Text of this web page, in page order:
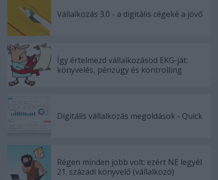
Vállalkozás 3.0 - a digitális cégeké a jövő
Így értelmezd vállalkozásod EKG-ját:
könyvelés, pénzügy és kontrolling
Digitális vállalkozás megoldások - Quick
Régen minden jobb volt: ezért NE legyél
21. századi könyvelő (vállalkozó)